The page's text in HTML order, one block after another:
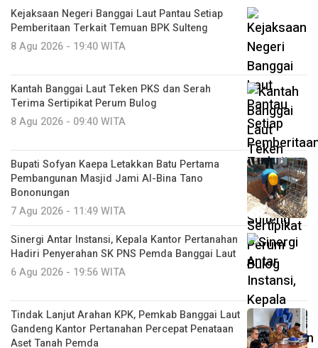
Kejaksaan Negeri Banggai Laut Pantau Setiap
Pemberitaan Terkait Temuan BPK Sulteng
8 Agu 2026 - 19:40 WITA
Kantah Banggai Laut Teken PKS dan Serah
Terima Sertipikat Perum Bulog
8 Agu 2026 - 09:40 WITA
Bupati Sofyan Kaepa Letakkan Batu Pertama
Pembangunan Masjid Jami Al-Bina Tano
Bononungan
7 Agu 2026 - 11:49 WITA
Sinergi Antar Instansi, Kepala Kantor Pertanahan
Hadiri Penyerahan SK PNS Pemda Banggai Laut
6 Agu 2026 - 19:56 WITA
Tindak Lanjut Arahan KPK, Pemkab Banggai Laut
Gandeng Kantor Pertanahan Percepat Penataan
Aset Tanah Pemda